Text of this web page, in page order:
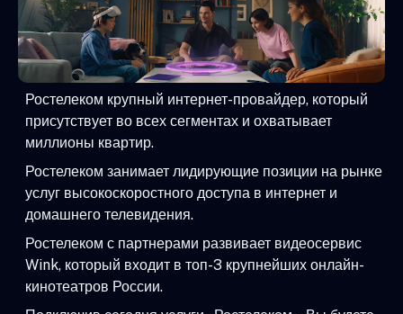
Ростелеком крупный интернет-провайдер, который
присутствует во всех сегментах и охватывает
миллионы квартир.
Ростелеком занимает лидирующие позиции на рынке
услуг высокоскоростного доступа в интернет и
домашнего телевидения.
Ростелеком с партнерами развивает видеосервис
Wink, который входит в топ-3 крупнейших онлайн-
кинотеатров России.